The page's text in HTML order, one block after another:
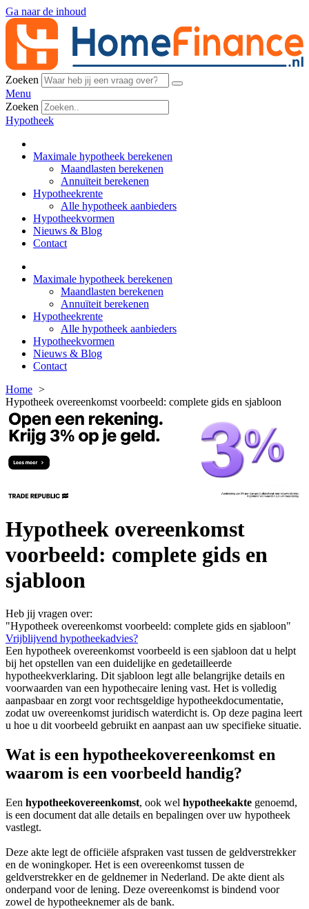
Ga naar de inhoud
Zoeken
Menu
Zoeken
Hypotheek
Maximale hypotheek berekenen
Maandlasten berekenen
Annuïteit berekenen
Hypotheekrente
Alle hypotheek aanbieders
Hypotheekvormen
Nieuws & Blog
Contact
Maximale hypotheek berekenen
Maandlasten berekenen
Annuïteit berekenen
Hypotheekrente
Alle hypotheek aanbieders
Hypotheekvormen
Nieuws & Blog
Contact
Home
Hypotheek overeenkomst voorbeeld: complete gids en sjabloon
Hypotheek overeenkomst
voorbeeld: complete gids en
sjabloon
Heb jij vragen over:
"Hypotheek overeenkomst voorbeeld: complete gids en sjabloon"
Vrijblijvend hypotheekadvies?
Een hypotheek overeenkomst voorbeeld is een sjabloon dat u helpt
bij het opstellen van een duidelijke en gedetailleerde
hypotheekverklaring. Dit sjabloon legt alle belangrijke details en
voorwaarden van een hypothecaire lening vast. Het is volledig
aanpasbaar en zorgt voor rechtsgeldige hypotheekdocumentatie,
zodat uw overeenkomst juridisch waterdicht is. Op deze pagina leert
u hoe u dit voorbeeld gebruikt en aanpast aan uw specifieke situatie.
Wat is een hypotheekovereenkomst en
waarom is een voorbeeld handig?
Een hypotheekovereenkomst, ook wel hypotheekakte genoemd,
is een document dat alle details en bepalingen over uw hypotheek
vastlegt.
Deze akte legt de officiële afspraken vast tussen de geldverstrekker
en de woningkoper. Het is een overeenkomst tussen de
geldverstrekker en de geldnemer in Nederland. De akte dient als
onderpand voor de lening. Deze overeenkomst is bindend voor
zowel de hypotheeknemer als de bank.